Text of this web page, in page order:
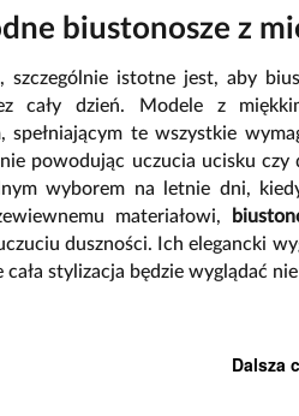
biustonosze z
szczególnie istotne jest, aby
cały dzień. Modele z
spełniającym te wszystkie
powodując uczucia ucisku
wyborem na letnie dni,
materiałowi,
duszności. Ich elegancki
cała stylizacja będzie wyglądać
Dalsza